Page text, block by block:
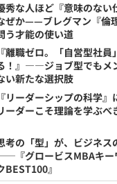
秀な人ほど『意味のない
ぜか——ブレグマン『倫
う才能の使い道
『離職ゼロ。「自営型社
！』――ジョブ型でもメ
い新たな選択肢
『リーダーシップの科学
ーダーこそ理論を学ぶべ
考の「型」が、ビジネス
『グロービスMBAキー
BEST100』